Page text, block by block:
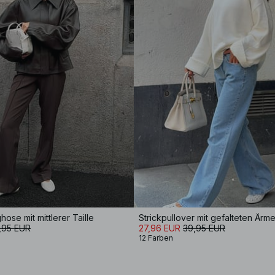
mit mittlerer Taille
EUR
Strickpullover mit gefalteten
27,96 EUR 39,95 EUR
12 Farben